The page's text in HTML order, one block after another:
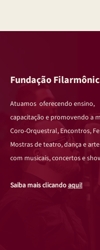
Fundação
Atuamos oferecendo ensino,
capacitação e promovendo a
Coro-Orquestral, Encontros,
Mostras de teatro, dança e
com musicais, concertos e
Saiba mais clicandoaqui!